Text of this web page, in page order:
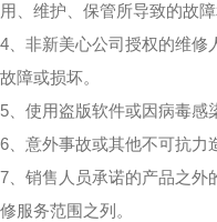
用、维护、保管所导致的故障
4、非新美心公司授权的维修
故障或损坏。
5、使用盗版软件或因病毒感
6、意外事故或其他不可抗力
7、销售人员承诺的产品之外
修服务范围之列。